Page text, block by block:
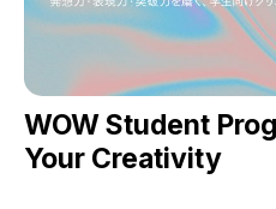
ソフトウェア
ハードウェア
ソフトウェアサポート
BOOK
WOW Student
Your Creativity